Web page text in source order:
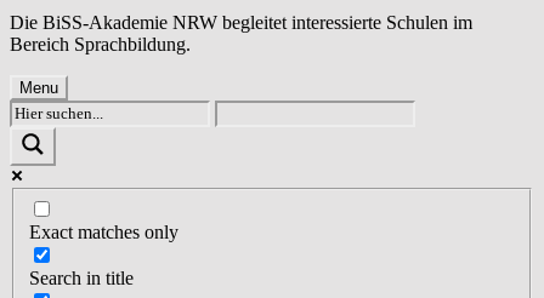
Die BiSS-Akademie NRW begleitet interessierte Schulen im
Bereich Sprachbildung.
Menu
Exact matches only
Search in title